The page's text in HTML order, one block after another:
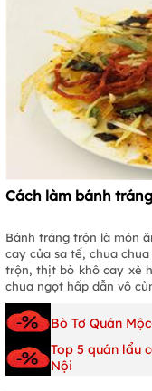
Cách làm bánh
Bánh tráng trộn là món
cay của sa tế, chua
trộn, thịt bò khô cay xè
chua ngọt hấp dẫn vô
Bò Tơ Quán
Top 5 quán lẩu
Nội